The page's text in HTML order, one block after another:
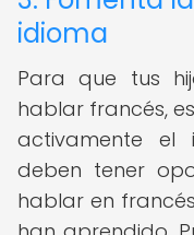
idioma
Para que tus
hablar francés,
activamente el
deben tener
hablar en